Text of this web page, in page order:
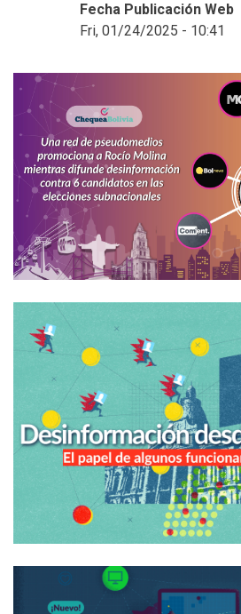
Fecha Publicación Web
Fri, 01/24/2025 - 10:41